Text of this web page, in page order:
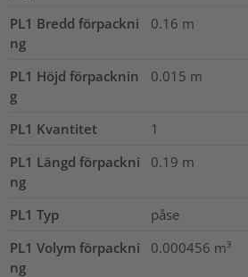
PL1 Bredd förpackni
ng
0.16 m
PL1 Höjd förpacknin
g
0.015 m
PL1 Kvantitet
1
PL1 Längd förpackni
ng
0.19 m
PL1 Typ
påse
PL1 Volym förpackni
ng
0.000456 m³